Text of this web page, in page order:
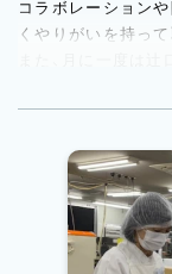
コラボレーション
くやりがいを持っ
また、月に一度は
「自分がつくったも